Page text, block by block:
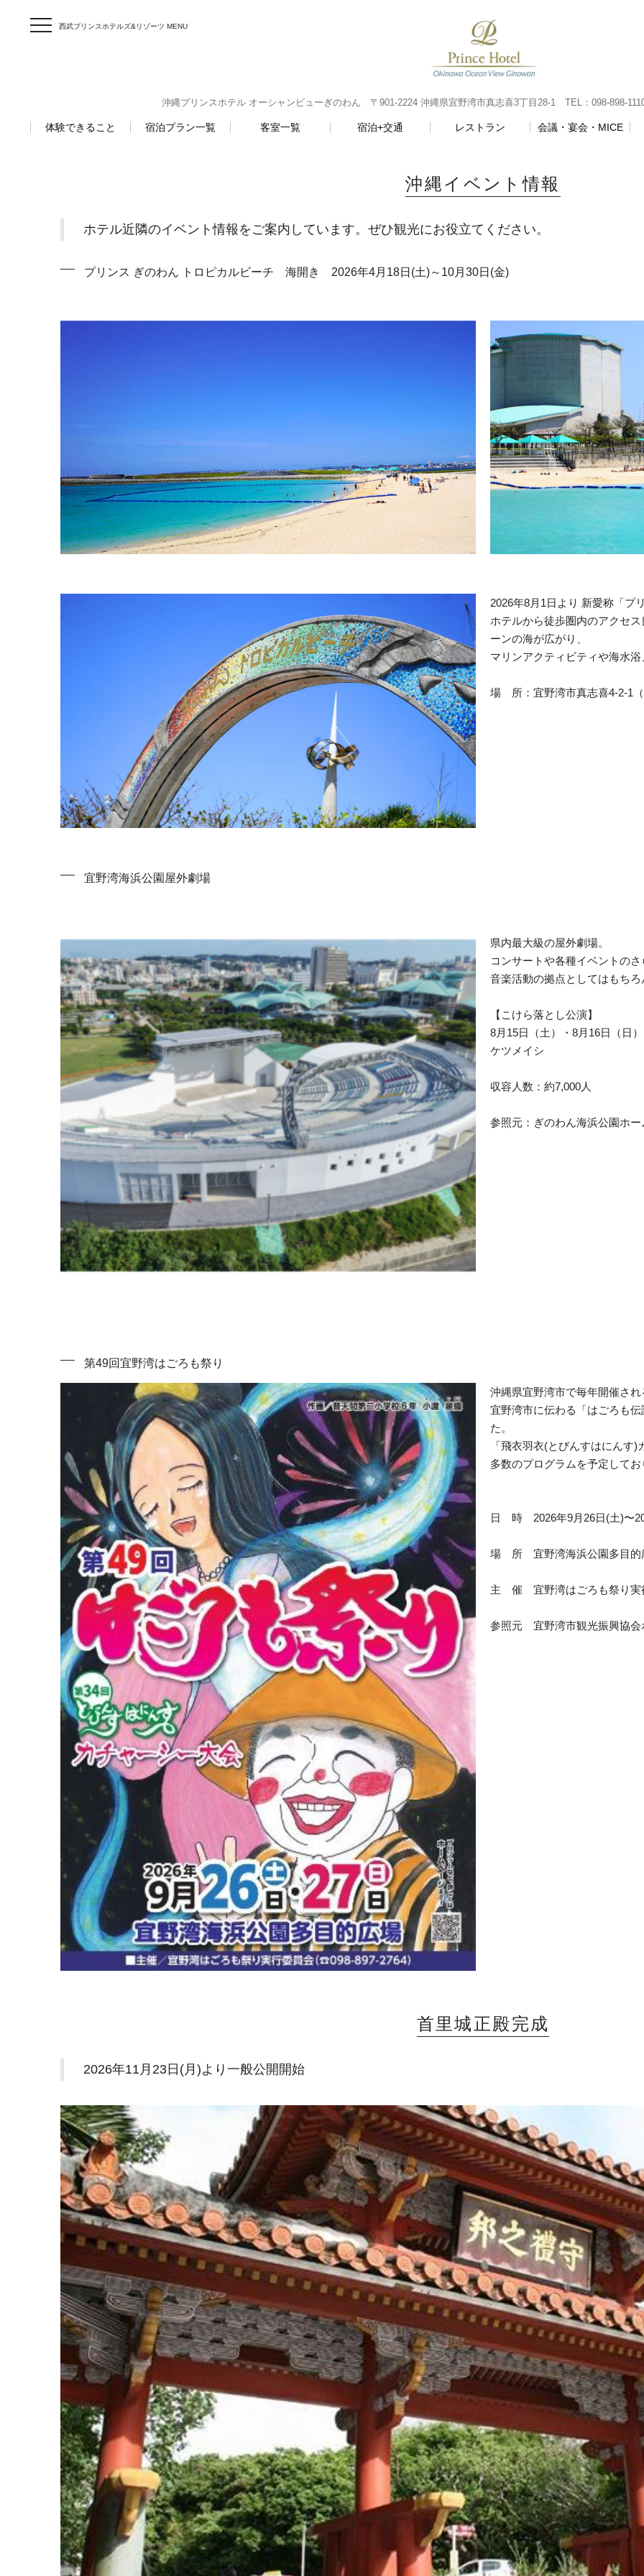
西武プリンスホテルズ&リゾーツ MENU
沖縄プリンスホテル オーシャンビューぎのわん 〒901-2224 沖縄県宜野湾市真志喜3丁目28-1 TEL：098-898-
体験できること 宿泊プラン一覧 客室一覧 宿泊+交通 レストラン 会議・宴会・MICE
沖縄イベント情報
ホテル近隣のイベント情報をご案内しています。ぜひ観光にお役立てください。
プリンス ぎのわん トロピカルビーチ 海開き 2026年4月18日(土)～10月30日(金)
2026年8月1日より 新愛称「プ
ホテルから徒歩圏内のアクセ
ーンの海が広がり、
マリンアクティビティや海水
場 所：宜野湾市真志喜4-2-1（
宜野湾海浜公園屋外劇場
県内最大級の屋外劇場。
コンサートや各種イベントの
音楽活動の拠点としてはもち
【こけら落とし公演】
8月15日（土）・8月16日（日）
ケツメイシ
収容人数：約7,000人
参照元：ぎのわん海浜公園ホ
第49回宜野湾はごろも祭り
沖縄県宜野湾市で毎年開催され
宜野湾市に伝わる「はごろも
た。
「飛衣羽衣(とびんすはにんす
多数のプログラムを予定してお
日 時 2026年9月26日(土)〜
場 所 宜野湾海浜公園多目的
主 催 宜野湾はごろも祭り実
参照元 宜野湾市観光振興協会
首里城正殿完成
2026年11月23日(月)より一般公開開始